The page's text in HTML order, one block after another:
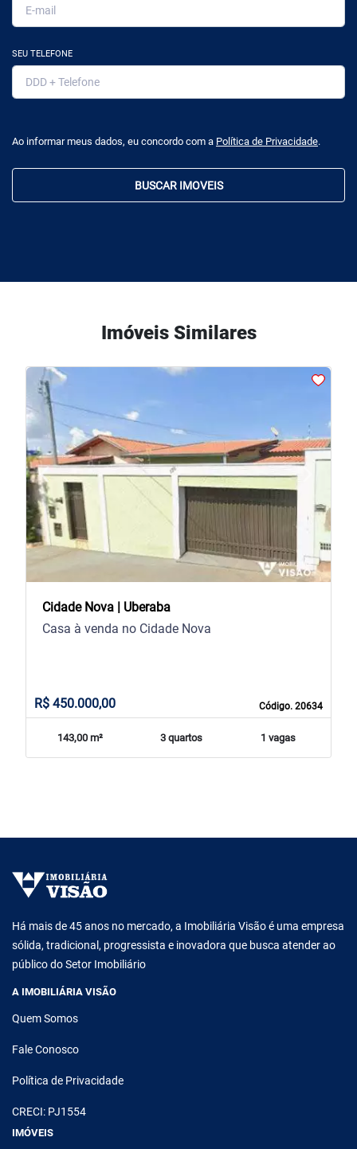
SEU TELEFONE
Ao informar meus dados, eu concordo com a Política de Privacidade.
BUSCAR IMOVEIS
Imóveis Similares
arrow_back_iosPrevious
Cidade Nova | Uberaba
Código. 20634
Casa à venda no Cidade Nova
R$ 450.000,00
143,00 m² 3 quartos 1 vagas
Há mais de 45 anos no mercado, a Imobiliária Visão é uma empresa
sólida, tradicional, progressista e inovadora que busca atender ao
público do Setor Imobiliário
A IMOBILIÁRIA VISÃO
Quem Somos
Fale Conosco
Política de Privacidade
CRECI: PJ1554
IMÓVEIS